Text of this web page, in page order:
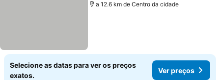
a 12.6 km de Centro da cidade
Selecione as datas para ver os preços
exatos.
Ver preços